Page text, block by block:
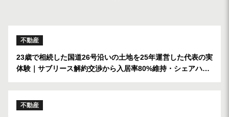
不動産
23歳で相続した国道26号沿いの土地を25年運営した代表の実
体験｜サブリース解約交渉から入居率80%維持・シェアハウ
不動産